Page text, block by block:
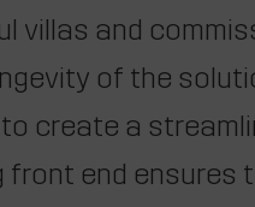
villas and
of the
create a
front end ensures